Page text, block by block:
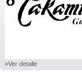
»Ver detalle